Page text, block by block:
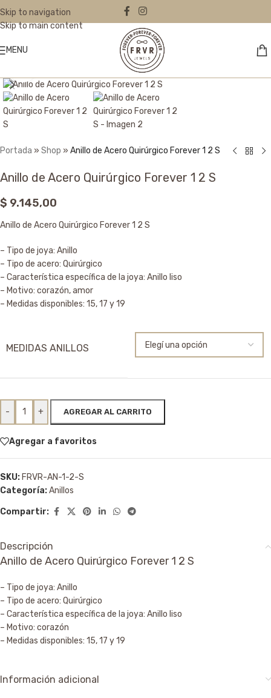
Skip to navigation
Skip to main content
MENU
Portada » Shop » Anillo de Acero Quirúrgico Forever 1 2 S
Anillo de Acero Quirúrgico Forever 1 2 S
$ 9.145,00
Anillo de Acero Quirúrgico Forever 1 2 S
– Tipo de joya: Anillo
– Tipo de acero: Quirúrgico
– Característica específica de la joya: Anillo liso
– Motivo: corazón, amor
– Medidas disponibles: 15, 17 y 19
MEDIDAS ANILLOS
- + AGREGAR AL CARRITO
Agregar a favoritos
SKU: FRVR-AN-1-2-S
Categoría:Anillos
Compartir:
Descripción
Anillo de Acero Quirúrgico Forever 1 2 S
– Tipo de joya: Anillo
– Tipo de acero: Quirúrgico
– Característica específica de la joya: Anillo liso
– Motivo: corazón
– Medidas disponibles: 15, 17 y 19
Información adicional